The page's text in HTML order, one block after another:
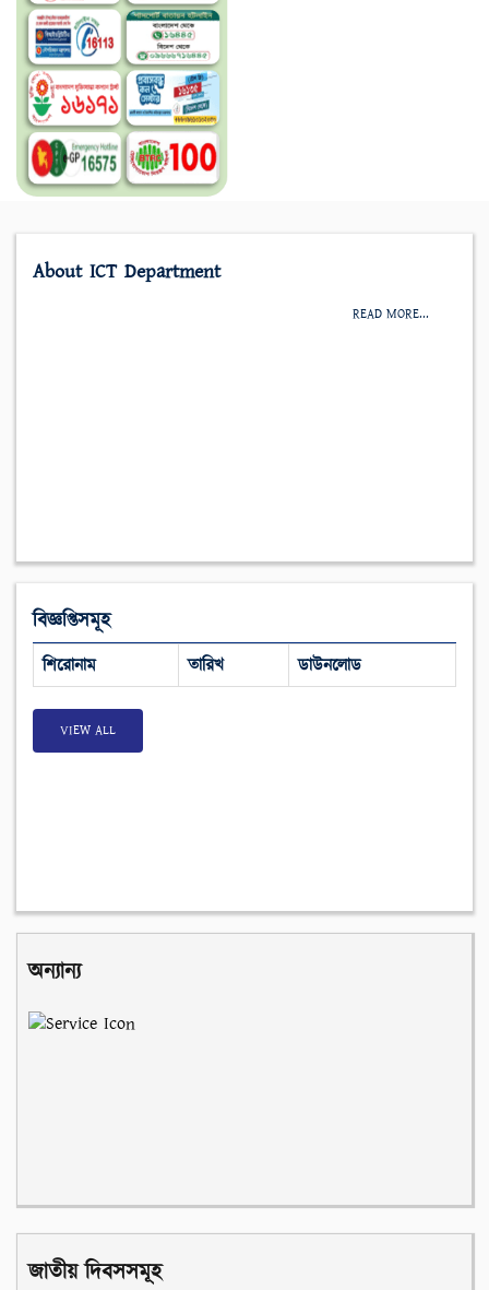
About ICT Department
READ MORE...
বিজ্ঞপ্তিসমূহ
শিরোনাম তারিখ ডাউনলোড
VIEW ALL
অন্যান্য
জাতীয় দিবসসমূহ